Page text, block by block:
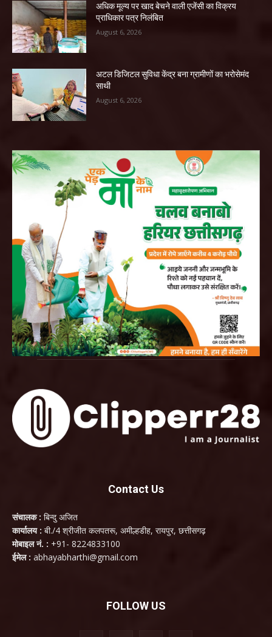
अधिक मूल्य पर खाद बेचने वाली एजेंसी का विक्रय
प्राधिकार पत्र निलंबित
August 6, 2026
अटल डिजिटल सुविधा केंद्र बना ग्रामीणों का भरोसेमंद
साथी
August 6, 2026
Contact Us
संचालक : बिन्दु अजित
कार्यालय : बी./4 श्रीजीत कलपतरू, अमील्हडीह, रायपुर, छत्तीसगढ़
मोबाइल नं. : +91- 8224833100
ईमेल : abhayabharthi@gmail.com
FOLLOW US